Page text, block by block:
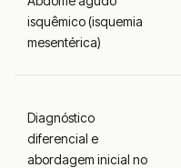
isquêmico (isquemia
mesentérica)
Diagnóstico
diferencial e
abordagem inicial no